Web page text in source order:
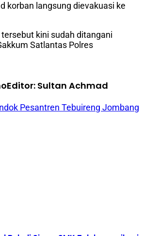
korban langsung dievakuasi ke
kini sudah ditangani
Satlantas Polres
Editor: Sultan Achmad
Pesantren Tebuireng Jombang